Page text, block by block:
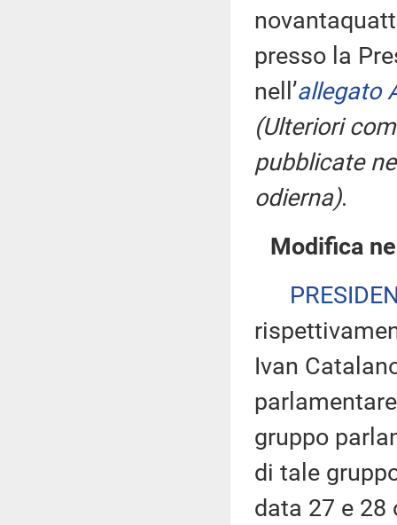
presso la
nell’allegato
(Ulteriori
pubblicate
odierna).
Modifica
Ivan
gruppo
di tale
data 27 e 28